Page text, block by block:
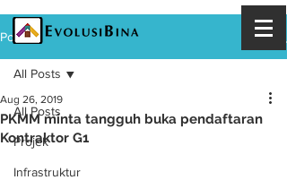
Post
All Posts
Projek
Infrastruktur
All Posts
PKMM minta tangguh buka pendaftaran
Kontraktor G1
Aug 26, 2019